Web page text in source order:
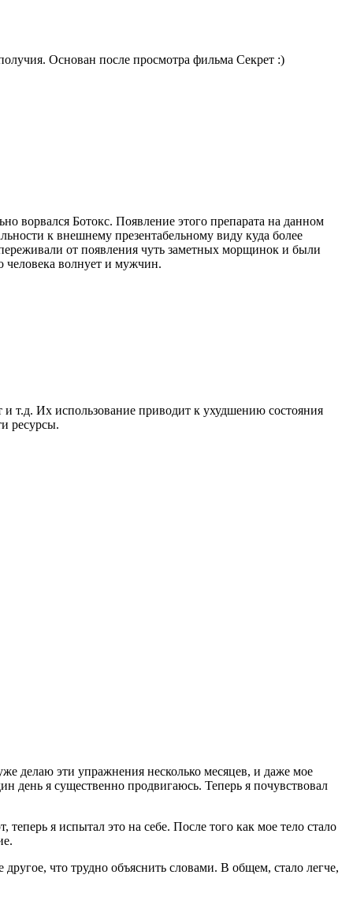
Основан после просмотра фильма Секрет :)
ворвался Ботокс. Появление этого препарата на данном
к внешнему презентабельному виду куда более
от появления чуть заметных морщинок и были
человека волнует и мужчин.
т.д. Их использование приводит к ухудшению состояния
ресурсы.
делаю эти упражнения несколько месяцев, и даже мое
день я существенно продвигаюсь. Теперь я почувствовал
я испытал это на себе. После того как мое тело стало
что трудно объяснить словами. В общем, стало легче,